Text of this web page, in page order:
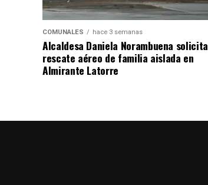
COMUNALES hace 3 semanas
Alcaldesa Daniela Norambuena solicita
rescate aéreo de familia aislada en
Almirante Latorre